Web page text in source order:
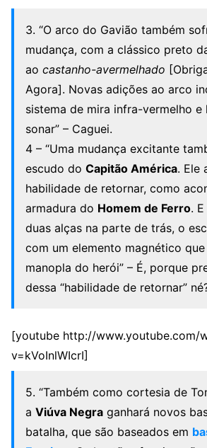
3. “O arco do Gavião também
mudança, com a clássico preto
ao castanho-avermelhado
Agora]. Novas adições ao arco
sistema de mira infra-vermelho
sonar” – Caguei.
4 – “Uma mudança excitante
escudo do Capitão América. Ele
habilidade de retornar, como
armadura do Homem de Ferro.
duas alças na parte de trás, o
com um elemento magnético
manopla do herói” – É, porque
dessa “habilidade de retornar”
[youtube http://www.youtube.com/
v=kVoInlWIcrI]
5. “Também como cortesia de
a Viúva Negra ganhará novos
batalha, que são baseados em